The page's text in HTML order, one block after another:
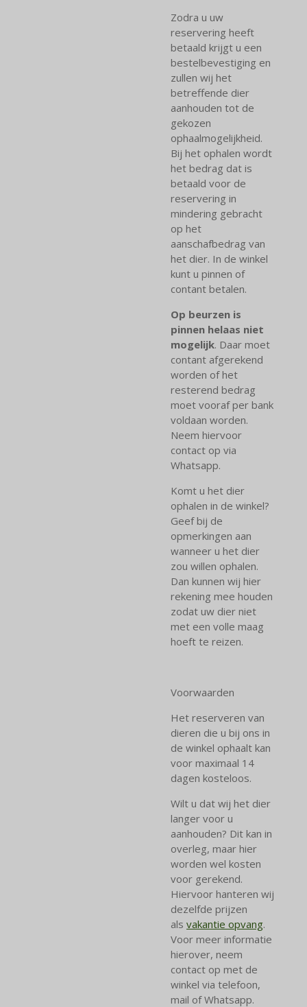
Zodra u uw
reservering heeft
betaald krijgt u een
bestelbevestiging en
zullen wij het
betreffende dier
aanhouden tot de
gekozen
ophaalmogelijkheid.
Bij het ophalen wordt
het bedrag dat is
betaald voor de
reservering in
mindering gebracht
op het
aanschafbedrag van
het dier. In de winkel
kunt u pinnen of
contant betalen.
Op beurzen is
pinnen helaas niet
mogelijk. Daar moet
contant afgerekend
worden of het
resterend bedrag
moet vooraf per bank
voldaan worden.
Neem hiervoor
contact op via
Whatsapp.
Komt u het dier
ophalen in de winkel?
Geef bij de
opmerkingen aan
wanneer u het dier
zou willen ophalen.
Dan kunnen wij hier
rekening mee houden
zodat uw dier niet
met een volle maag
hoeft te reizen.
Voorwaarden
Het reserveren van
dieren die u bij ons in
de winkel ophaalt kan
voor maximaal 14
dagen kosteloos.
Wilt u dat wij het dier
langer voor u
aanhouden? Dit kan in
overleg, maar hier
worden wel kosten
voor gerekend.
Hiervoor hanteren wij
dezelfde prijzen
als vakantie opvang.
Voor meer informatie
hierover, neem
contact op met de
winkel via telefoon,
mail of Whatsapp.